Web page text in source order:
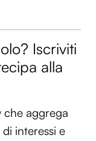
Iscriviti
alla
aggrega
interessi e